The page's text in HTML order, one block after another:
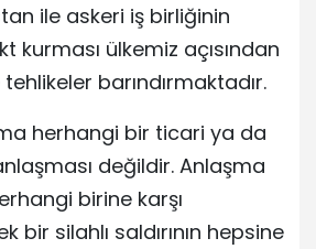
ile askeri iş birliğinin
kurması ülkemiz açısından
barındırmaktadır.
herhangi bir ticari ya da
değildir. Anlaşma
birine karşı
bir silahlı saldırının hepsine